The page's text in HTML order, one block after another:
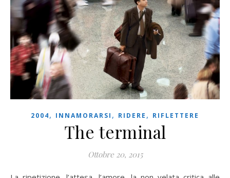
2004, INNAMORARSI , RIDERE , RIFLETTERE
The terminal
Ottobre 20, 2015